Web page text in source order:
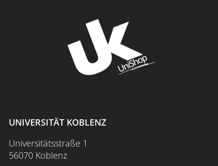
UNIVERSITÄT KOBLENZ
Universitätsstraße 1
56070 Koblenz